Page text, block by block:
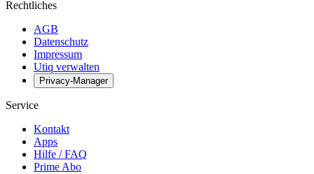
Rechtliches
AGB
Datenschutz
Impressum
Utiq verwalten
Privacy-Manager
Service
Kontakt
Apps
Hilfe / FAQ
Prime Abo